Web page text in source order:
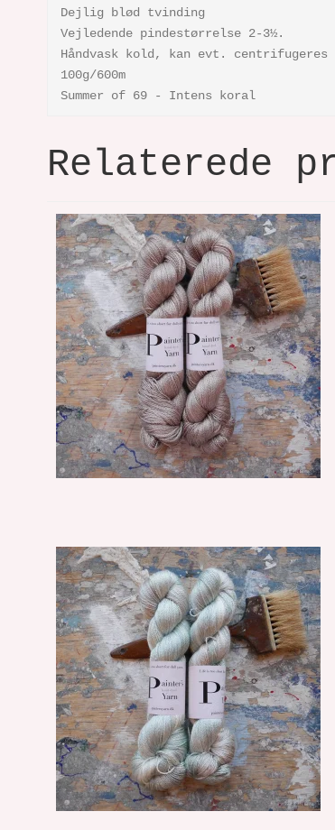
Dejlig blød tvinding
Vejledende pindestørrelse 2-3½.
Håndvask kold, kan evt.
100g/600m
Summer of 69 - Intens koral
Relaterede